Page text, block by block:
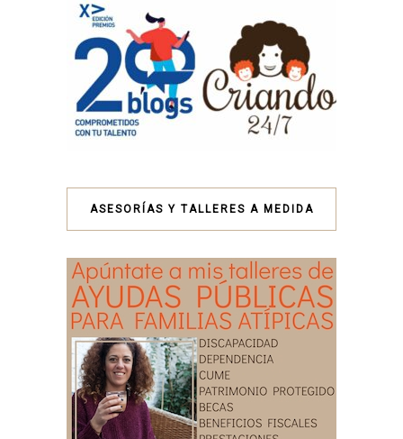
ASESORÍAS Y TALLERES A MEDIDA